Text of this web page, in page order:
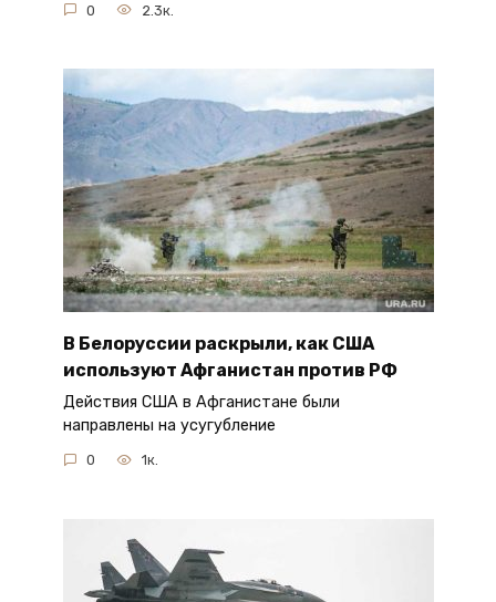
0 2.3к.
В Белоруссии раскрыли, как США
используют Афганистан против РФ
Действия США в Афганистане были
направлены на усугубление
0 1к.